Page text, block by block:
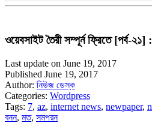
ওয়েবসাইট তৈরী সম্পূর্ন ফ্রিতে
Last update on June 19, 2017
Published June 19, 2017
Author: নিউজ ডেস্ক
Categories: Wordpress
Tags: 7, az, internet news, newpaper,
বনন, মত, সমপরন